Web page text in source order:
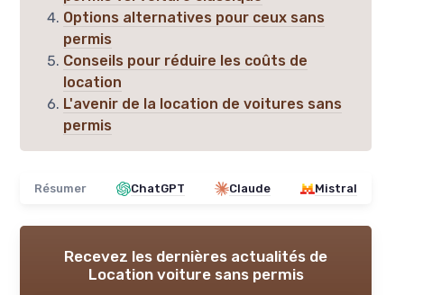
Options alternatives pour ceux sans
permis
Conseils pour réduire les coûts de
location
L'avenir de la location de voitures sans
permis
Résumer ChatGPT Claude Mistral
Recevez les dernières actualités de
Location voiture sans permis